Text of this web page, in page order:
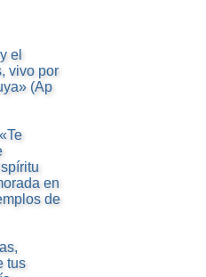
el
vivo por
(Ap
en
de
tus